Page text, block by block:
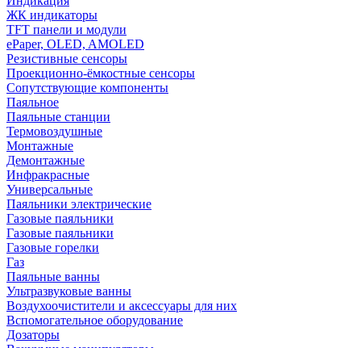
ЖК индикаторы
TFT панели и модули
ePaper, OLED, AMOLED
Резистивные сенсоры
Проекционно-ёмкостные сенсоры
Сопутствующие компоненты
Паяльное
Паяльные станции
Термовоздушные
Монтажные
Демонтажные
Инфракрасные
Универсальные
Паяльники электрические
Газовые паяльники
Газовые паяльники
Газовые горелки
Газ
Паяльные ванны
Ультразвуковые ванны
Воздухоочистители и аксессуары для них
Вспомогательное оборудование
Дозаторы